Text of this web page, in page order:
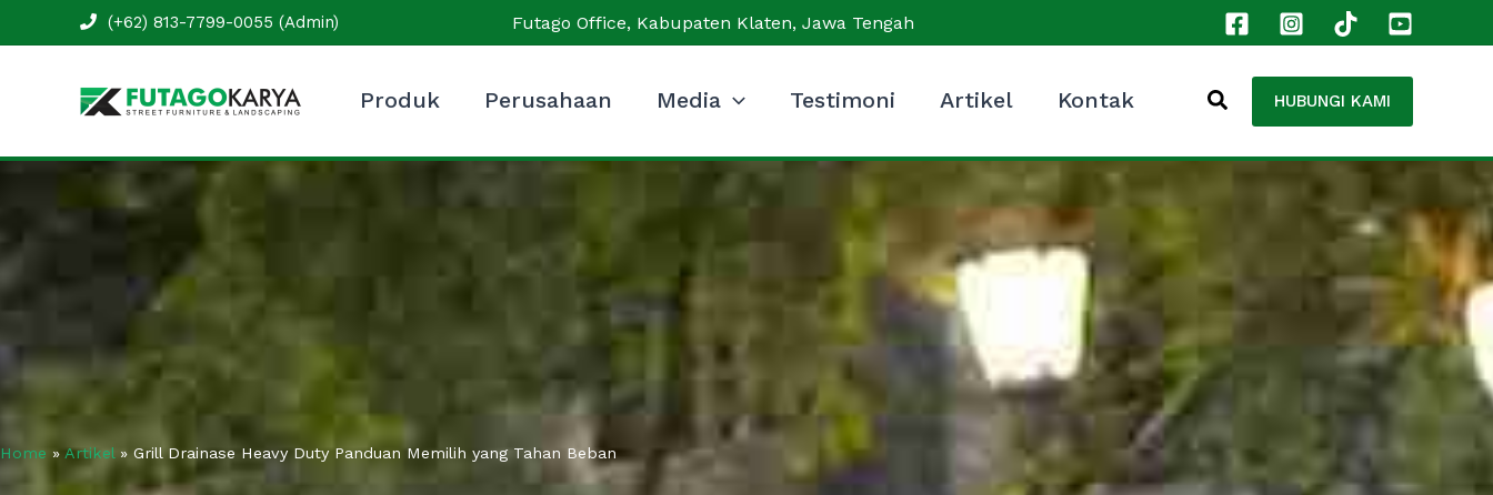
to
(+62) 813-7799-0055 (Admin) Futago Office, Kabupaten Klaten, Jawa Tengah
Produk Perusahaan Media Testimoni Artikel Kontak HUBUNGI KAMI
Home » Artikel» Grill Drainase Heavy Duty Panduan Memilih yang Tahan Beban